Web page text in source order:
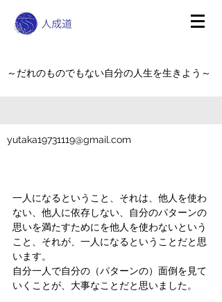
～だれのものでもない自分の人生を生きよう～
yutaka19731119@gmail.com
一人になるということ、それは、他人を使わ
ない、他人に依存しない、自分のパターンの
思いを満たすためにを他人を使わないという
こと、それが、一人になるということだと思
います。
自分一人で自分の（パターンの）面倒を見て
いくことが、大事なことだと思いました。